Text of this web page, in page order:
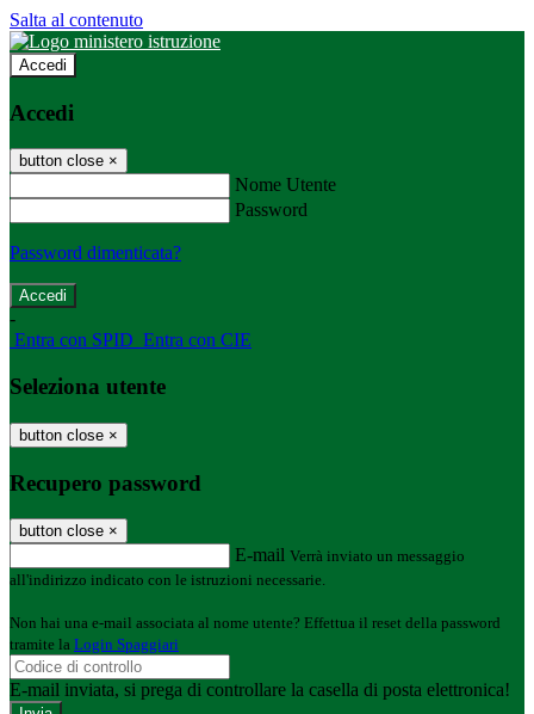
Salta al contenuto
Accedi
Accedi
button close ×
Nome Utente
Password
Password dimenticata?
-
Entra con SPID Entra con CIE
Seleziona utente
button close ×
Recupero password
button close ×
E-mail Verrà inviato un messaggio
all'indirizzo indicato con le istruzioni necessarie.
Non hai una e-mail associata al nome utente? Effettua il reset della password
tramite la Login Spaggiari
E-mail inviata, si prega di controllare la casella di posta elettronica!